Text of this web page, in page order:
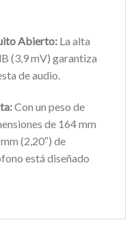
Abierto: La alta
(3,9 mV) garantiza
de audio.
Con un peso de
de 164 mm
(2,20″) de
está diseñado